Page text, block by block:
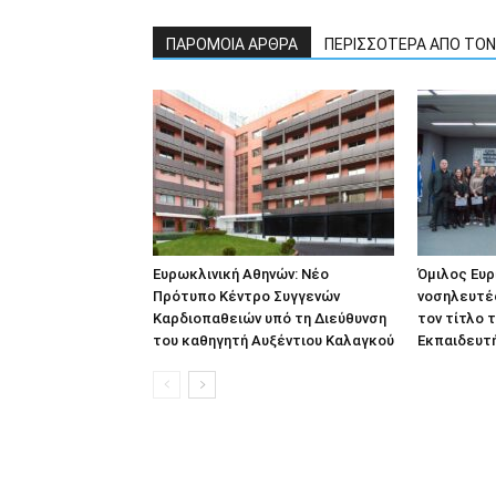
ΠΑΡΟΜΟΙΑ ΑΡΘΡΑ ΠΕΡΙΣΣΟΤΕΡΑ ΑΠΟ
Ευρωκλινική Αθηνών: Νέο
Πρότυπο Κέντρο Συγγενών
Καρδιοπαθειών υπό τη Διεύθυνση
του καθηγητή Αυξέντιου Καλαγκού
Όμιλος
τον τίτλο
Η τουριστική
της Περιφέρειας
ΑΝΆΠΤΥΞΗ
Έτοιμες οι πρώτες
Αστέρα
σκάφη στη νέα Μαρίνα